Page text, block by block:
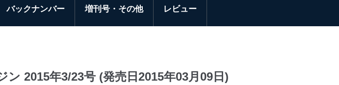
バックナンバー 増刊号・その他 レビュー
ン 2015年3/23号 (発売日2015年03月09日)